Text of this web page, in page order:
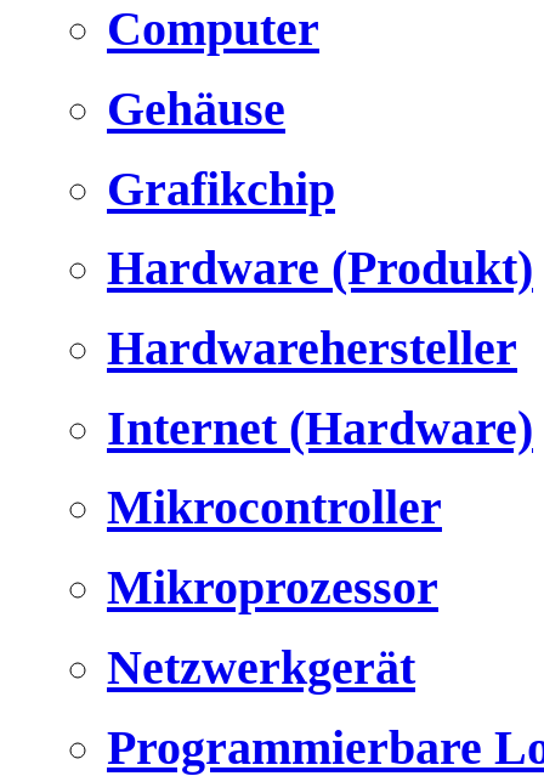
Computer
Gehäuse
Grafikchip
Hardware (Produkt)
Hardwarehersteller
Internet (Hardware)
Mikrocontroller
Mikroprozessor
Netzwerkgerät
Programmierbare